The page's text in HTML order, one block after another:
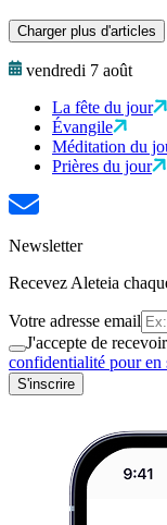
Charger plus d'articles
vendredi 7 août
La fête du jour
Évangile
Méditation du
Prières du jour
Newsletter
Recevez Aleteia
Votre adresse email
J'accepte de
confidentialité pour en
S'inscrire